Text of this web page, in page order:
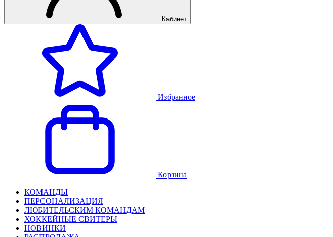
Кабинет
Избранное
Корзина
КОМАНДЫ
ПЕРСОНАЛИЗАЦИЯ
ЛЮБИТЕЛЬСКИМ КОМАНДАМ
ХОККЕЙНЫЕ СВИТЕРЫ
НОВИНКИ